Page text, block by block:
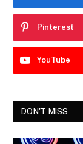
Pinterest
YouTube
DON'T MISS